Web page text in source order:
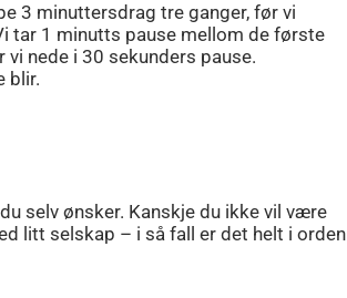
3 minuttersdrag tre ganger, før vi
tar 1 minutts pause mellom de første
nede i 30 sekunders pause.
blir.
selv ønsker. Kanskje du ikke vil være
litt selskap – i så fall er det helt i orden